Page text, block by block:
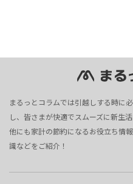
まるっとコラムでは引越しする時に
し、皆さまが快適でスムーズに新生
他にも家計の節約になるお役立ち情
識などをご紹介！